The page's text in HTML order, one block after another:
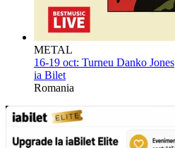
METAL
16-19 oct: Turneu Danko Jones
ia Bilet
Romania